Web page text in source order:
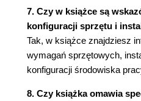
7. Czy w książce są
konfiguracji sprzętu i
Tak, w książce znajdziesz
wymagań sprzętowych,
konfiguracji środowiska
8. Czy książka omawia